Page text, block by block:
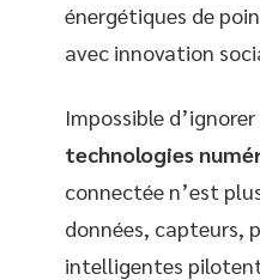
énergétiques de
avec innovation
Impossible
technologies
connectée n’est
données, capteurs,
intelligentes